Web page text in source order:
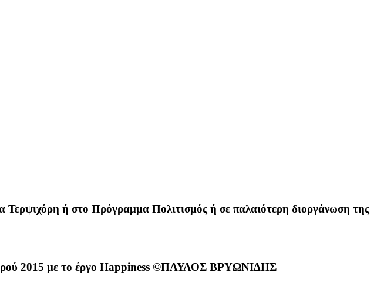
ή στο Πρόγραμμα Πολιτισμός ή σε παλαιότερη διοργάνωση της
2015 με το έργο Happiness ©ΠΑΥΛΟΣ ΒΡΥΩΝΙΔΗΣ